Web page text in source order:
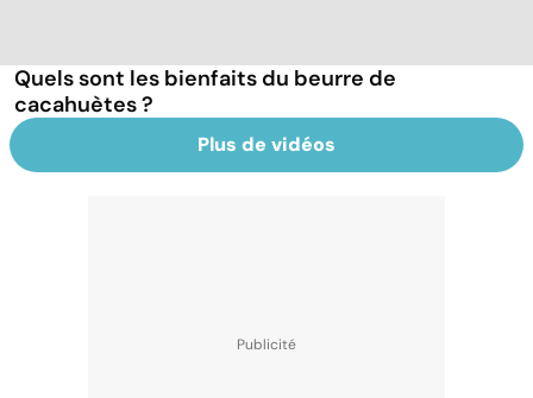
Quels sont les bienfaits du beurre de
cacahuètes ?
Plus de vidéos